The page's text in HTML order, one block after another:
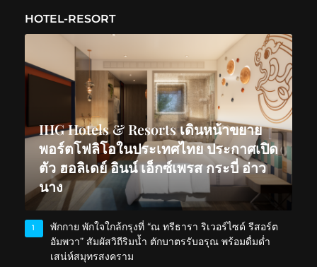
HOTEL-RESORT
IHG Hotels & Resorts เดินหน้าขยาย
พอร์ตโฟลิโอในประเทศไทย ประกาศเปิด
ตัว ฮอลิเดย์ อินน์ เอ็กซ์เพรส กระบี่ อ่าว
นาง
1
พักกาย พักใจใกล้กรุงที่ “ณ ทรีธารา ริเวอร์ไซด์ รีสอร์ต
อัมพวา” สัมผัสวิถีริมน้ำ ตักบาตรรับอรุณ พร้อมดื่มด่ำ
เสน่ห์สมุทรสงคราม